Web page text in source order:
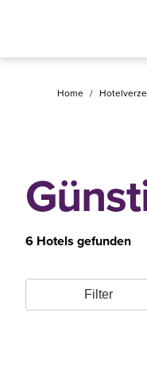
Home /
6 Hotels gefunden
Filter